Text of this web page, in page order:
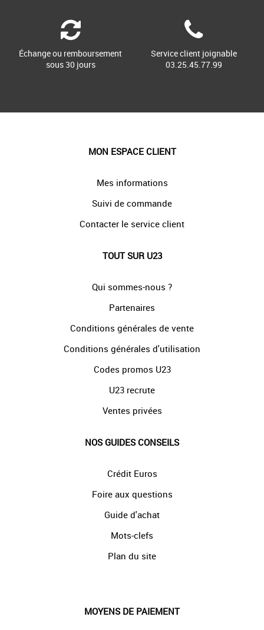
Échange ou remboursement
sous 30 jours
Service client joignable
03.25.45.77.99
MON ESPACE CLIENT
Mes informations
Suivi de commande
Contacter le service client
TOUT SUR U23
Qui sommes-nous ?
Partenaires
Conditions générales de vente
Conditions générales d'utilisation
Codes promos U23
U23 recrute
Ventes privées
NOS GUIDES CONSEILS
Crédit Euros
Foire aux questions
Guide d'achat
Mots-clefs
Plan du site
MOYENS DE PAIEMENT